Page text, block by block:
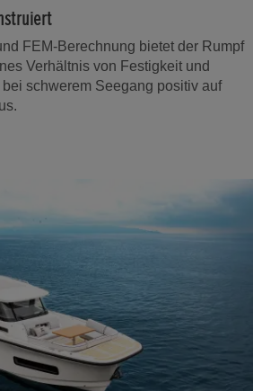
FEM-Berechnung bietet der Rumpf
Verhältnis von Festigkeit und
schwerem Seegang positiv auf